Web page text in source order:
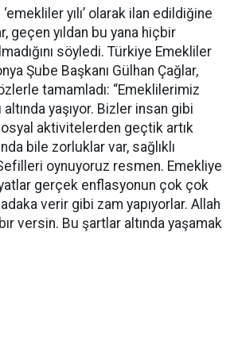
‘emekliler yılı’ olarak ilan edildiğine
geçen yıldan bu yana hiçbir
söyledi. Türkiye Emekliler
Şube Başkanı Gülhan Çağlar,
tamamladı: “Emeklilerimiz
yaşıyor. Bizler insan gibi
aktivitelerden geçtik artık
bile zorluklar var, sağlıklı
oynuyoruz resmen. Emekliye
gerçek enflasyonun çok çok
verir gibi zam yapıyorlar. Allah
versin. Bu şartlar altında yaşamak